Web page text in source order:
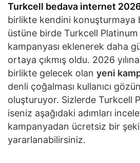
Turkcell bedava internet
birlikte kendini konuşturmaya
üstüne birde Turkcell Platinum
kampanyası eklenerek daha
ortaya çıkmış oldu. 2026
birlikte gelecek olan yeni
denli çoğalması kullanıcı
oluşturuyor. Sizlerde Turkcell
iseniz aşağıdaki adımları
kampanyadan ücretsiz bir
yararlanabilirsiniz.